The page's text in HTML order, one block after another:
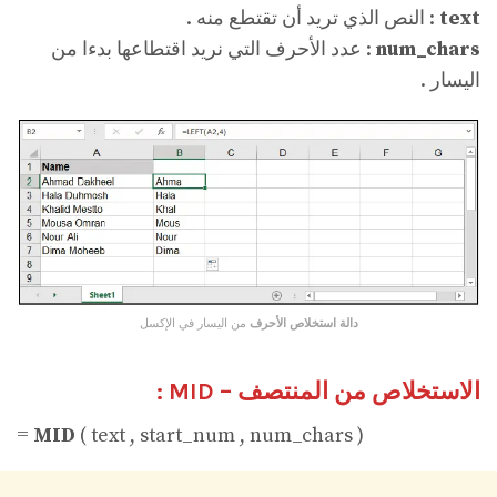
text : النص الذي تريد أن تقتطع منه .
num_chars : عدد الأحرف التي نريد اقتطاعها بدءا من
اليسار .
دالة استخلاص الأحرف من اليسار في الإكسل
الاستخلاص من المنتصف – MID :
= MID ( text , start_num , num_chars )